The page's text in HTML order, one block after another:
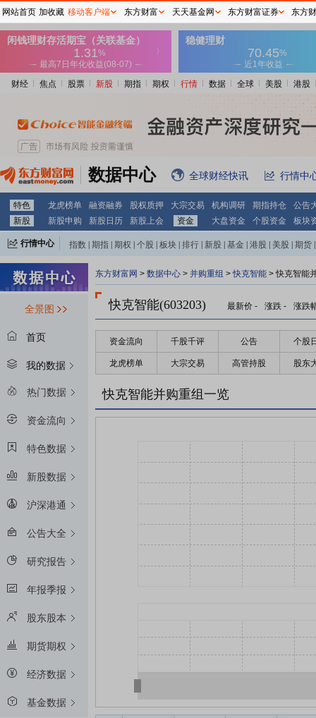
财经 焦点 股票 新股 期指 期权 行情 数据 全球 美股 港股
数据中心 全球财经快讯 行情中
特色 龙虎榜单 融资融券 股权质押 大宗交易 机构调研 期指持仓
公告
新股
新股申购 新股日历 新股上会 资金 大盘资金 个股资金 板块
行情中心 指数 期指 期权 个股 板块 排行 新股 基金 港股 美股 期货
全景图
首页
我的数据
热门数据
资金流向
特色数据
新股数据
沪深港通
公告大全
研究报告
年报季报
股东股本
期货期权
经济数据
基金数据
东方财富网 > 数据中心 > 并购重组 >快克智能 > 快克智能
快克智能(603203) 最新价 - 涨跌 - 涨跌
资金流向 千股千评 公告 个股
龙虎榜单 大宗交易 高管持股 股东
快克智能并购重组一览
网站首页 加收藏 移动客户端 东方财富 天天基金网 东方财富证券 东方